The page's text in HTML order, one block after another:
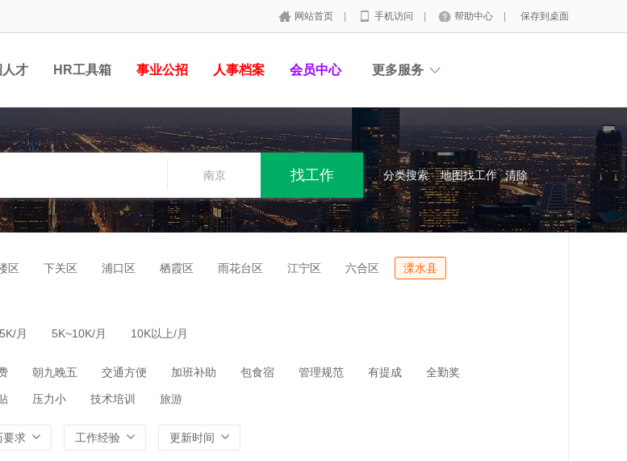
网站首页 手机访问 帮助中心 保存到桌面
人才 HR工具箱 事业公招 人事档案 会员中心 更多服务
南京 分类搜索 地图找工作 清除
区 下关区 浦口区 栖霞区 雨花台区 江宁区 六合区 溧水县
月 5K~10K/月 10K以上/月
朝九晚五 交通方便 加班补助 包食宿 管理规范 有提成 全勤奖
压力小 技术培训 旅游
要求 工作经验 更新时间